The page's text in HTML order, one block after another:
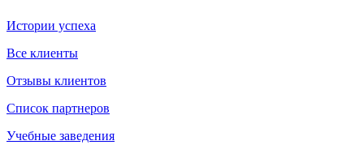
Истории успеха
Все клиенты
Отзывы клиентов
Список партнеров
Учебные заведения